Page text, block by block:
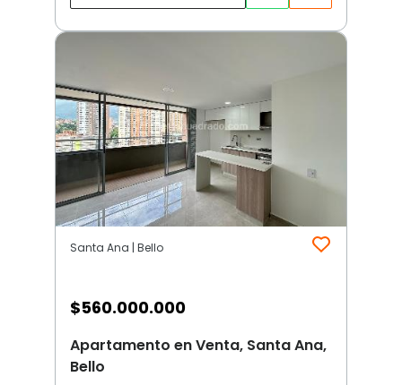
Santa Ana | Bello
$560.000.000
Apartamento en Venta, Santa Ana,
Bello